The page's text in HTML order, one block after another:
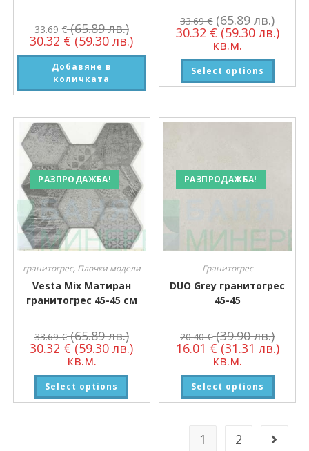
33.69€ (65.89 лв.)
30.32 € (59.30 лв.)
Добавяне в
количката
33.69€ (65.89 лв.)
30.32 € (59.30 лв.)
кв.м.
Select options
РАЗПРОДАЖБА!
гранитогрес, Плочки модели
Vesta Mix Матиран
гранитогрес 45-45 см
33.69€ (65.89 лв.)
30.32 € (59.30 лв.)
кв.м.
Select options
РАЗПРОДАЖБА!
Гранитогрес
DUO Grey гранитогрес
45-45
20.40€ (39.90 лв.)
16.01 € (31.31 лв.)
кв.м.
Select options
1 2